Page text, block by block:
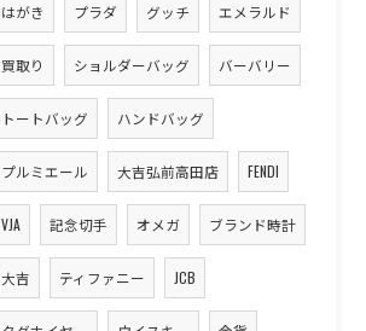
はがき プラダ グッチ エメラルド
買取り ショルダーバッグ バーバリー
トートバッグ ハンドバッグ
プルミエール 大吉弘前高田店 FENDI
VJA 記念切手 オメガ ブランド時計
大吉 ティファニー JCB